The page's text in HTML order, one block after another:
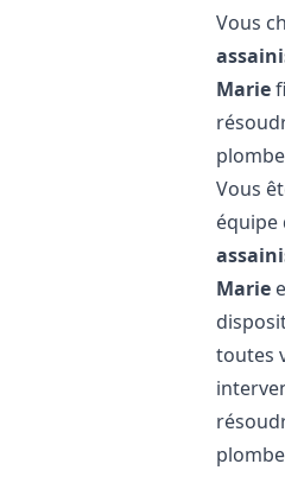
Vous
Marie
Vous
équipe
Marie
toutes